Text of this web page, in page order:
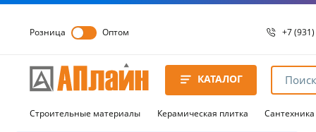
Розница Оптом +7
8 8172
8 8172
КАТАЛОГ
Строительные материалы Керамическая плитка Сантехника